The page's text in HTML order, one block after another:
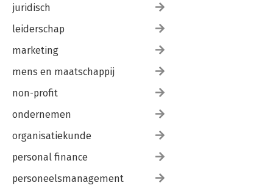
juridisch
leiderschap
marketing
mens en maatschappij
non-profit
ondernemen
organisatiekunde
personal finance
personeelsmanagement